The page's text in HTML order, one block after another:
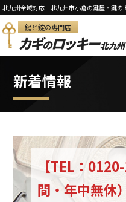
北九州全域対応｜北九州市小倉の鍵屋・鍵の
鍵と錠の専門店
カギのロッキー北九州
新着情報
【TEL：
間・年中無休